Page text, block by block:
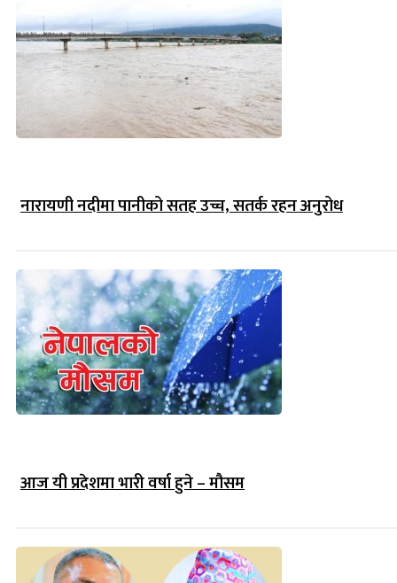
नारायणी नदीमा पानीको सतह उच्च, सतर्क रहन अनुरोध
आज यी प्रदेशमा भारी वर्षा हुने – मौसम